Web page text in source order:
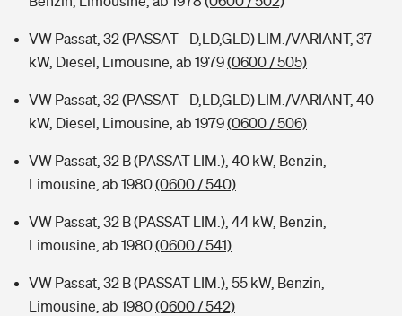
VW Passat, 32 (PASSAT - D,LD,GLD) LIM./VARIANT, 37
kW, Diesel, Limousine, ab 1979(0600 / 505)
VW Passat, 32 (PASSAT - D,LD,GLD) LIM./VARIANT, 40
kW, Diesel, Limousine, ab 1979(0600 / 506)
VW Passat, 32 B (PASSAT LIM.), 40 kW, Benzin,
Limousine, ab 1980(0600 / 540)
VW Passat, 32 B (PASSAT LIM.), 44 kW, Benzin,
Limousine, ab 1980(0600 / 541)
VW Passat, 32 B (PASSAT LIM.), 55 kW, Benzin,
Limousine, ab 1980(0600 / 542)